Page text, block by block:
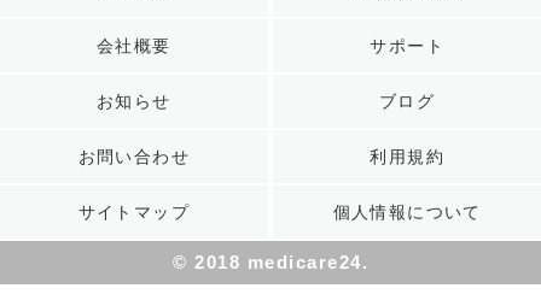
会社概要 サポート
お知らせ ブログ
お問い合わせ 利用規約
サイトマップ 個人情報について
© 2018 medicare24.